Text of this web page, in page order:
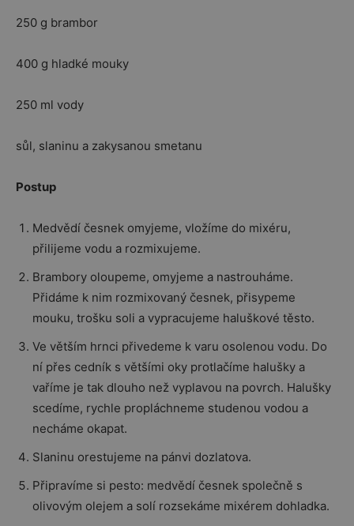
250 g brambor
400 g hladké mouky
250 ml vody
sůl, slaninu a zakysanou smetanu
Postup
Medvědí česnek omyjeme, vložíme do mixéru,
přilijeme vodu a rozmixujeme.
Brambory oloupeme, omyjeme a nastrouháme.
Přidáme k nim rozmixovaný česnek, přisypeme
mouku, trošku soli a vypracujeme haluškové těsto.
Ve větším hrnci přivedeme k varu osolenou vodu. Do
ní přes cedník s většími oky protlačíme halušky a
vaříme je tak dlouho než vyplavou na povrch. Halušky
scedíme, rychle propláchneme studenou vodou a
necháme okapat.
Slaninu orestujeme na pánvi dozlatova.
Připravíme si pesto: medvědí česnek společně s
olivovým olejem a solí rozsekáme mixérem dohladka.